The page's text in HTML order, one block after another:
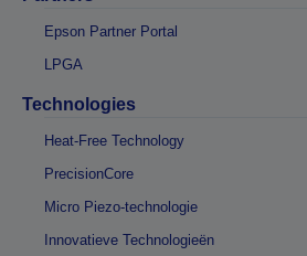
Epson Partner Portal
LPGA
Technologies
Heat-Free Technology
PrecisionCore
Micro Piezo-technologie
Innovatieve Technologieën